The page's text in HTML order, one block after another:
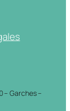
– Garches –